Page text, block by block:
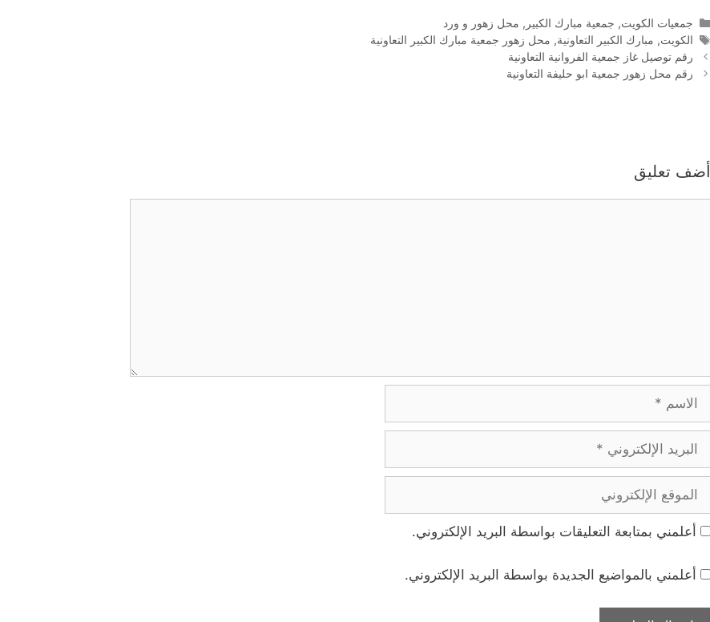
التصنيفات
جمعيات الكويت, جمعية مبارك الكبير , محل زهور و ورد
الوسوم
الكويت, مبارك الكبير التعاونية, محل زهور جمعية مبارك الكبير التعاونية
رقم توصيل غاز جمعية الفروانية التعاونية
رقم محل زهور جمعية ابو حليفة التعاونية
أضف تعليق
الاسم
البريد
الإلكتروني
الموقع
الإلكتروني
أعلمني بمتابعة التعليقات بواسطة البريد الإلكتروني.
أعلمني بالمواضيع الجديدة بواسطة البريد الإلكتروني.